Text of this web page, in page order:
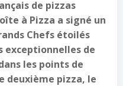
de pizzas
à Pizza a signé un
Chefs étoilés
exceptionnelles de
les points de
deuxième pizza, le